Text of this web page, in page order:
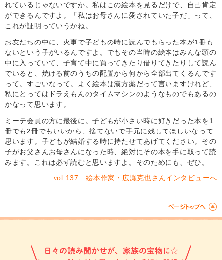
れているじゃないですか。私はこの絵本を見るだけで、自己肯定
ができるんですよ。「私はお母さんに愛されていた子だ」って、
これが証明っていうかね。
お友だちの中に、火事で子どもの時に読んでもらった本が1冊も
ないという子がいるんですよ。でもその当時の絵本はみんな頭の
中に入っていて、子育て中に買ってきたり借りてきたりして読ん
でいると、焼ける前のうちの配置から何から全部出てくるんです
って。すごいなって。よく絵本は漢方薬だって言いますけれど、
私にとってはドラえもんのタイムマシンのようなものでもあるの
かなって思います。
ミーテ会員の方に最後に。子どもが小さい時に好きだった本を1
冊でも2冊でもいいから、捨てないで手元に残してほしいなって
思います。子どもが結婚する時に持たせてあげてください。その
子がお父さんお母さんになった時、絶対にその本を手に取って読
みます。これは必ず読むと思いますよ。そのためにも、ぜひ。
vol.137 絵本作家・広瀬克也さんインタビューへ
日々の読み聞かせが、家族の宝物に☆